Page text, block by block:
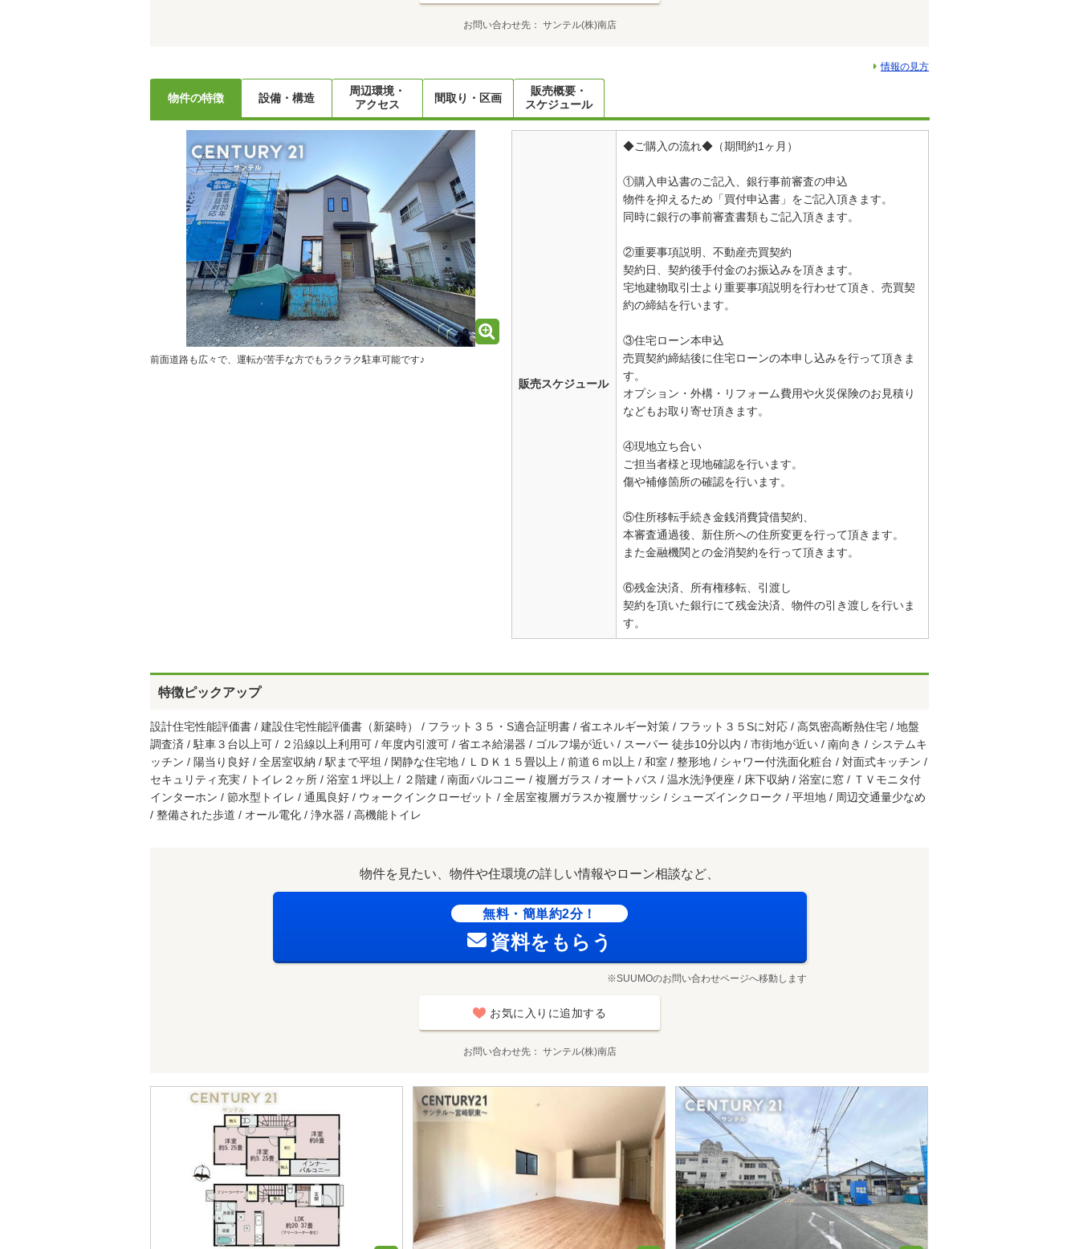
お問い合わせ先 サンテル(株)南店
情報の見方
物件の特徴 設備・構造
周辺環境・
アクセス
間取り・区画
販売概要・
スケジュール
前面道路も広々で、運転が苦手な方でもラクラク駐車可能です♪
販売スケジュール
◆ご購入の流れ◆（期間約1ヶ月）
①購入申込書のご記入、銀行事前審査の申込
物件を抑えるため「買付申込書」をご記入頂きます。
同時に銀行の事前審査書類もご記入頂きます。
②重要事項説明、不動産売買契約
契約日、契約後手付金のお振込みを頂きます。
宅地建物取引士より重要事項説明を行わせて頂き、売買契
約の締結を行います。
③住宅ローン本申込
売買契約締結後に住宅ローンの本申し込みを行って頂きま
す。
オプション・外構・リフォーム費用や火災保険のお見積り
などもお取り寄せ頂きます。
④現地立ち合い
ご担当者様と現地確認を行います。
傷や補修箇所の確認を行います。
⑤住所移転手続き金銭消費貸借契約、
本審査通過後、新住所への住所変更を行って頂きます。
また金融機関との金消契約を行って頂きます。
⑥残金決済、所有権移転、引渡し
契約を頂いた銀行にて残金決済、物件の引き渡しを行いま
す。
特徴ピックアップ
設計住宅性能評価書 / 建設住宅性能評価書（新築時） / フラット３５・S適合証明書 / 省エネルギー対策 / フラット３５Sに対応 / 高気密高断熱住宅 / 地盤
調査済 / 駐車３台以上可 / ２沿線以上利用可 / 年度内引渡可 / 省エネ給湯器 / ゴルフ場が近い / スーパー 徒歩10分以内 / 市街地が近い / 南向き / システムキ
ッチン / 陽当り良好 / 全居室収納 / 駅まで平坦 / 閑静な住宅地 / ＬＤＫ１５畳以上 / 前道６ｍ以上 / 和室 / 整形地 / シャワー付洗面化粧台 / 対面式キッチン /
セキュリティ充実 / トイレ２ヶ所 / 浴室１坪以上 / ２階建 / 南面バルコニー / 複層ガラス / オートバス / 温水洗浄便座 / 床下収納 / 浴室に窓 / ＴＶモニタ付
インターホン / 節水型トイレ / 通風良好 / ウォークインクローゼット / 全居室複層ガラスか複層サッシ / シューズインクローク / 平坦地 / 周辺交通量少なめ
/ 整備された歩道 / オール電化 / 浄水器 / 高機能トイレ
物件を見たい、物件や住環境の詳しい情報やローン相談など、
無料・簡単約2分！
資料をもらう
※SUUMOのお問い合わせページへ移動します
お気に入りに追加する
お問い合わせ先 サンテル(株)南店